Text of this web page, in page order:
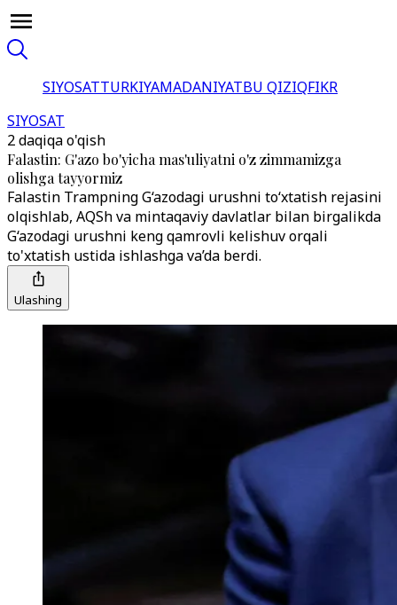
SIYOSATTURKIYAMADANIYATBU QIZIQFIKR
SIYOSAT
2 daqiqa o'qish
Falastin: G'azo bo'yicha mas'uliyatni o'z zimmamizga
olishga tayyormiz
Falastin Trampning G‘azodagi urushni to‘xtatish rejasini
olqishlab, AQSh va mintaqaviy davlatlar bilan birgalikda
G‘azodagi urushni keng qamrovli kelishuv orqali
to'xtatish ustida ishlashga va’da berdi.
Ulashing